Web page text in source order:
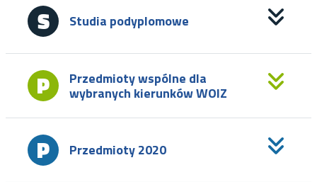
Studia podyplomowe
Przedmioty wspólne dla
wybranych kierunków WOIZ
Przedmioty 2020